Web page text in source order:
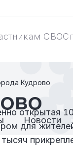
СВО
Кудрово
Новости
открытая
для